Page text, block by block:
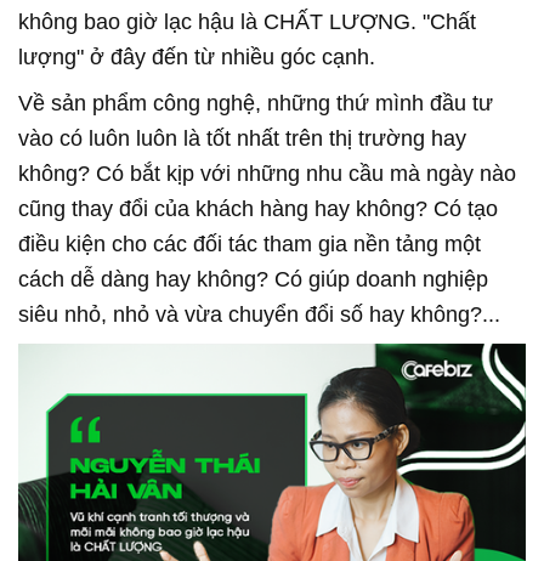
không bao giờ lạc hậu là CHẤT LƯỢNG. "Chất
lượng" ở đây đến từ nhiều góc cạnh.
Về sản phẩm công nghệ, những thứ mình đầu tư
vào có luôn luôn là tốt nhất trên thị trường hay
không? Có bắt kịp với những nhu cầu mà ngày nào
cũng thay đổi của khách hàng hay không? Có tạo
điều kiện cho các đối tác tham gia nền tảng một
cách dễ dàng hay không? Có giúp doanh nghiệp
siêu nhỏ, nhỏ và vừa chuyển đổi số hay không?...